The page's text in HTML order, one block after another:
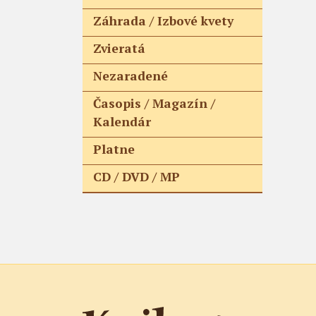
Záhrada / Izbové kvety
Zvieratá
Nezaradené
Časopis / Magazín /
Kalendár
Platne
CD / DVD / MP